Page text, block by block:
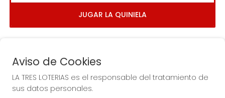
JUGAR LA QUINIELA
Aviso de Cookies
LA TRES LOTERIAS es el responsable del tratamiento de
sus datos personales.